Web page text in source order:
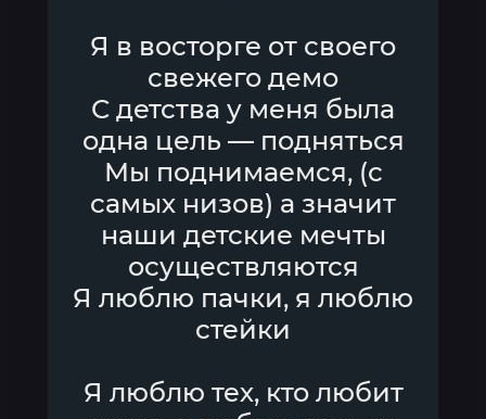
Я в восторге от своего
свежего демо
С детства у меня была
одна цель — подняться
Мы поднимаемся, (с
самых низов) а значит
наши детские мечты
осуществляются
Я люблю пачки, я люблю
стейки
Я люблю тех, кто любит